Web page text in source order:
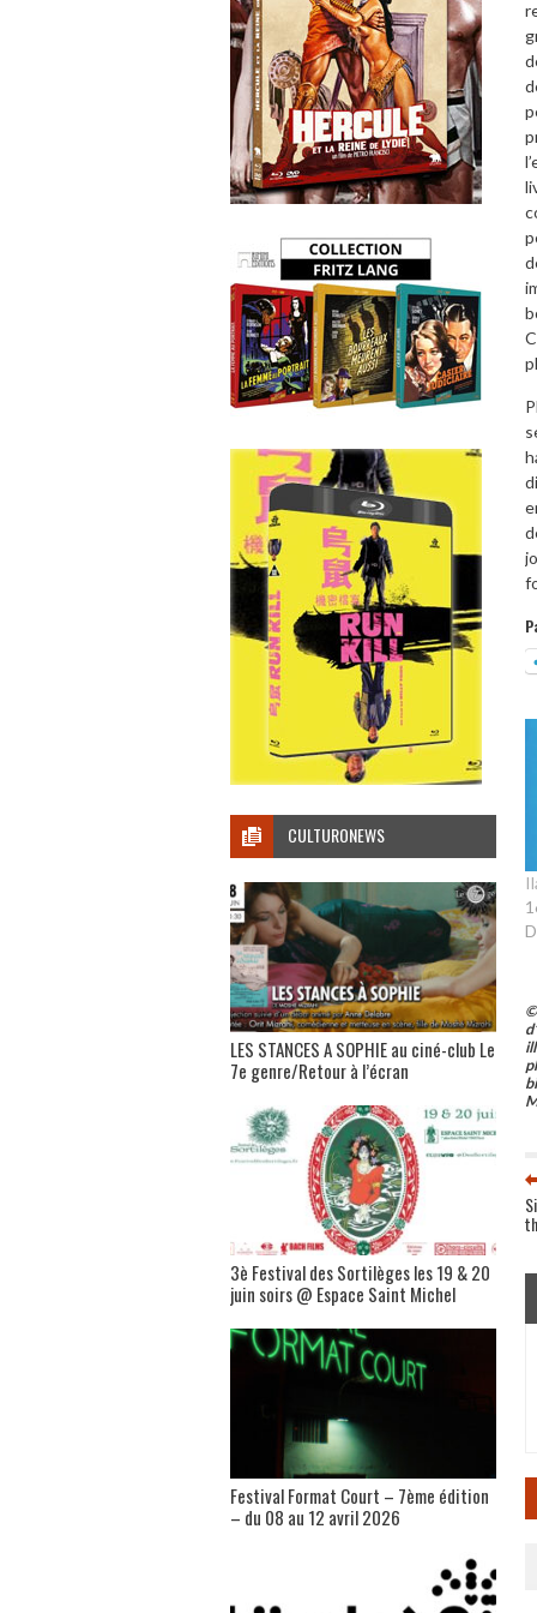
CULTURONEWS
LES STANCES A SOPHIE au ciné-club Le
7e genre/Retour à l’écran
3è Festival des Sortilèges les 19 & 20
juin soirs @ Espace Saint Michel
Festival Format Court – 7ème édition
– du 08 au 12 avril 2026